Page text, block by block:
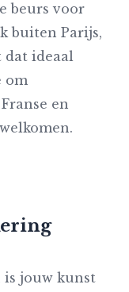
beurs voor
buiten Parijs,
ideaal
om
en
is jouw kunst